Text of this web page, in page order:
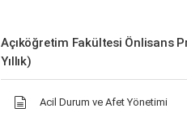
Açıköğretim Fakültesi Önlisans
Yıllık)
Acil Durum ve Afet Yönetimi